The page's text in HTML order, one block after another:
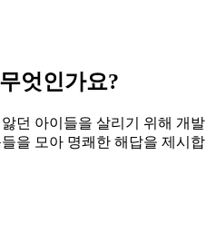
엇인가요?
던 아이들을 살리기 위해 개
을 모아 명쾌한 해답을 제시